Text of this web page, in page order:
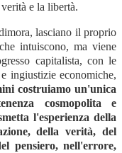
e la libertà.
lasciano il proprio
intuiscono, ma viene
capitalista, con le
ingiustizie economiche,
costruiamo un'unica
cosmopolita e
l'esperienza della
della verità, del
pensiero, nell'errore,